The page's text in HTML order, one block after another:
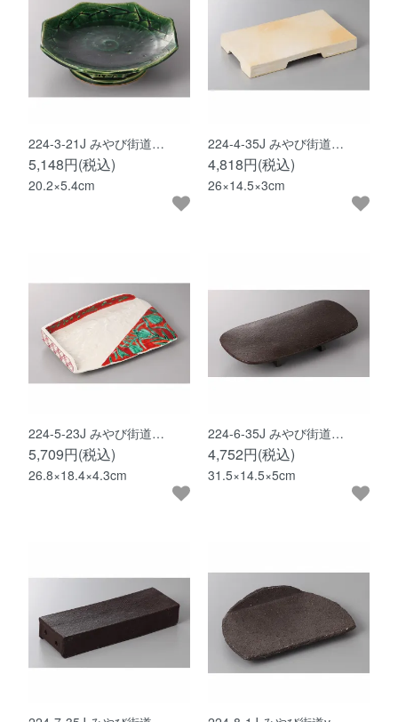
224-3-21J みやび街道…
5,148円(税込)
20.2×5.4cm
224-4-35J みやび街道…
4,818円(税込)
26×14.5×3cm
224-5-23J みやび街道…
5,709円(税込)
26.8×18.4×4.3cm
224-6-35J みやび街道…
4,752円(税込)
31.5×14.5×5cm